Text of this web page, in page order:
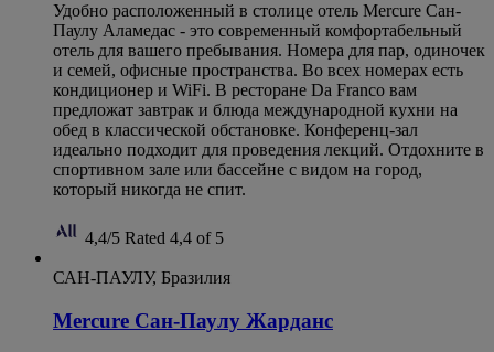
Удобно расположенный в столице отель Mercure Сан-
Паулу Аламедас - это современный комфортабельный
отель для вашего пребывания. Номера для пар, одиночек
и семей, офисные пространства. Во всех номерах есть
кондиционер и WiFi. В ресторане Da Franco вам
предложат завтрак и блюда международной кухни на
обед в классической обстановке. Конференц-зал
идеально подходит для проведения лекций. Отдохните в
спортивном зале или бассейне с видом на город,
который никогда не спит.
4,4/5 Rated 4,4 of 5
САН-ПАУЛУ, Бразилия
Mercure Сан-Паулу Жарданс